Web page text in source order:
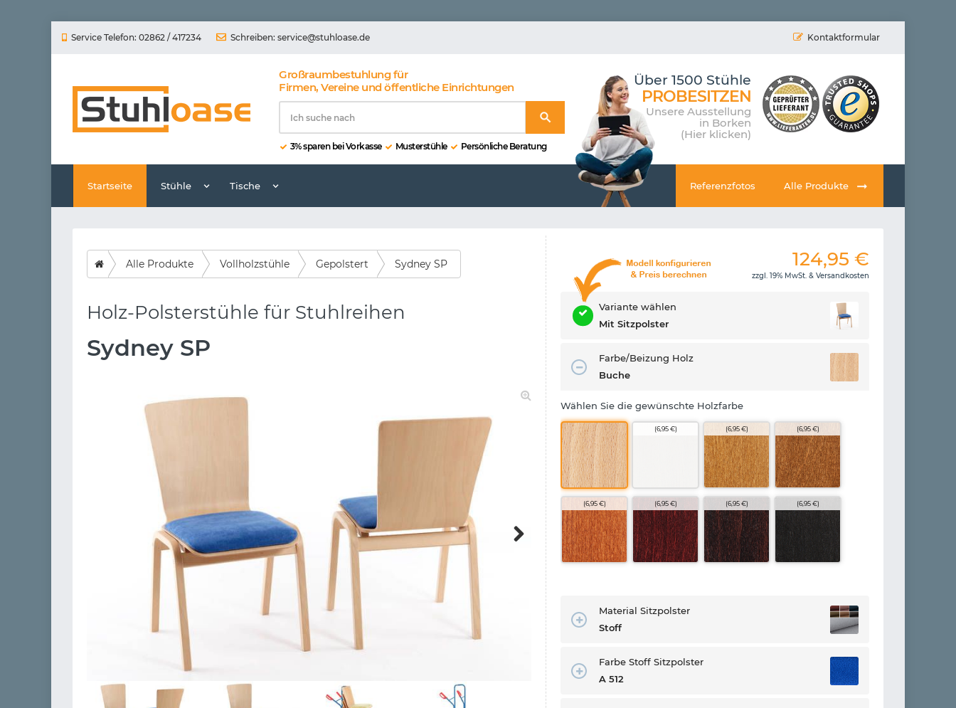
Service Telefon: 02862 / 417234 Schreiben: service@stuhloase.de Kontaktformular
Großraumbestuhlung für
Firmen, Vereine und öffentliche Einrichtungen
3% sparen bei Vorkasse Musterstühle Persönliche Beratung
Über 1500 Stühle
PROBESITZEN
Unsere Ausstellung
in Borken
(Hier klicken)
Startseite Stühle Tische Referenzfotos Alle Produkte
Alle Produkte Vollholzstühle Gepolstert Sydney SP
Holz-Polsterstühle für Stuhlreihen
Sydney SP
124,95 €
zzgl. 19% MwSt. & Versandkosten
Variante wählen
Mit Sitzpolster
Farbe/Beizung Holz
Buche
Wählen Sie die gewünschte Holzfarbe
(6,95 €) (6,95 €) (6,95 €)
(6,95 €) (6,95 €) (6,95 €) (6,95 €)
Material Sitzpolster
Stoff
Farbe Stoff Sitzpolster
A 512